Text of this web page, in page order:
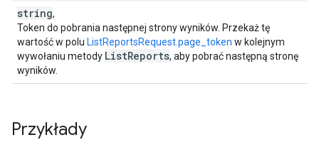
string,
Token do pobrania następnej strony wyników. Przekaż tę
wartość w polu ListReportsRequest.page_token w kolejnym
wywołaniu metody ListReports, aby pobrać następną stronę
wyników.
Przykłady